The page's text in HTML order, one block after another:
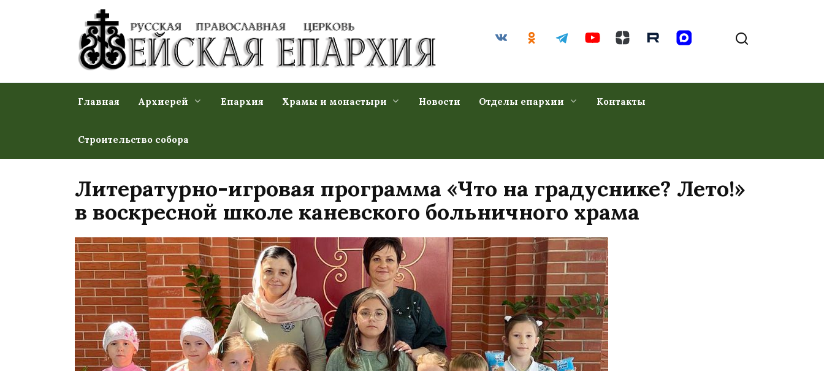
Главная Архиерей Епархия Храмы и монастыри Новости Отделы епархии Контакты
Строительство собора
Литературно-игровая программа «Что на градуснике? Лето!»
в воскресной школе каневского больничного храма